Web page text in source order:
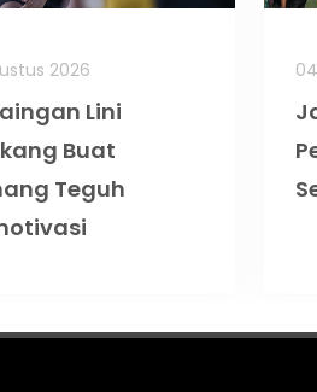
2026
Lini
Buat
Teguh